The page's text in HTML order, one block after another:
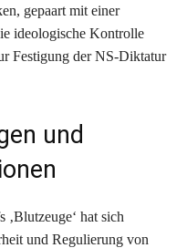
gepaart mit einer
ideologische Kontrolle
Festigung der NS-Diktatur
und
hat sich
und Regulierung von